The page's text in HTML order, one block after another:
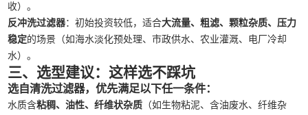
收）。
反冲洗过滤器：初始投资较低，适合大流量、粗滤、颗粒杂质、压力
稳定的场景（如海水淡化预处理、市政供水、农业灌溉、电厂冷却
水）。
三、选型建议：这样选不踩坑
选自清洗过滤器，优先满足以下任一条件：
水质含粘稠、油性、纤维状杂质 （如生物粘泥、含油废水、纤维杂